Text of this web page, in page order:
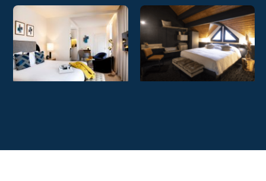
Hôtel-
Restaurant
Le Relais
des Lacs
Hôtel Val
Girard
Ils nous font confiance